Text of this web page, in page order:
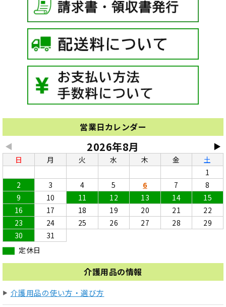
営業日カレンダー
◀ ▶
2026年8月
日 月 火 水 木 金
土
1
2
3 4 5 6 7
8
9
10 11 12 13 14
15
16
17 18 19 20 21
22
23
24 25 26 27 28
29
30
31
定休日
介護用品の情報
介護用品の使い方・選び方